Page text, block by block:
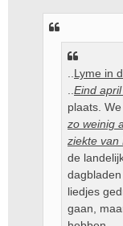
Lyme in
Eind april
plaats.
zo weinig
ziekte van
de
liedjes
gaan,